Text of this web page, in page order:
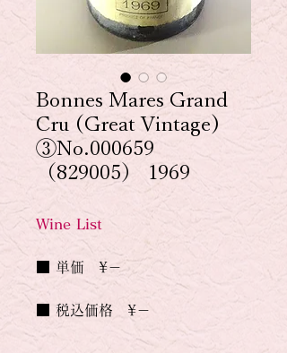
Bonnes Mares Grand
Cru (Great Vintage)
③No.000659
（829005） 1969
Wine List
■ 単価　¥－
■ 税込価格　¥－